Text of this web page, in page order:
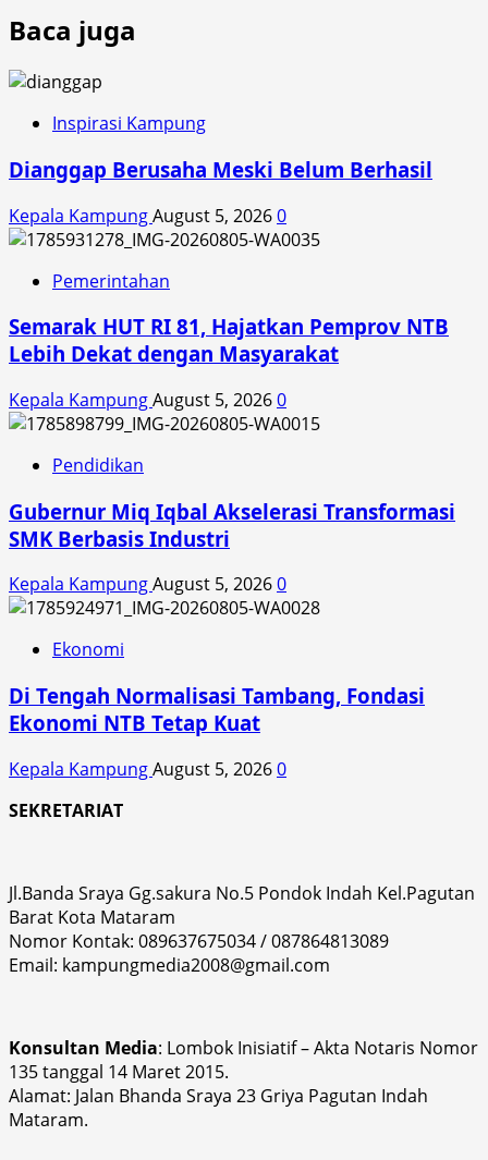
Diminati,
Ramah
dan
Gaya
Gen
Baca juga
Inspirasi Kampung
Dianggap Berusaha Meski Belum Berhasil
Kepala KampungAugust 5, 20260
Pemerintahan
Semarak HUT RI 81, Hajatkan Pemprov NTB
Lebih Dekat dengan Masyarakat
Kepala KampungAugust 5, 20260
Pendidikan
Gubernur Miq Iqbal Akselerasi Transformasi
SMK Berbasis Industri
Kepala KampungAugust 5, 20260
Ekonomi
Di Tengah Normalisasi Tambang, Fondasi
Ekonomi NTB Tetap Kuat
Kepala KampungAugust 5, 20260
SEKRETARIAT
Jl.Banda Sraya Gg.sakura No.5 Pondok Indah Kel.Pagutan
Barat Kota Mataram
Nomor Kontak: 089637675034 / 087864813089
Email: kampungmedia2008@gmail.com
Konsultan Media: Lombok Inisiatif – Akta Notaris Nomor
135 tanggal 14 Maret 2015.
Alamat: Jalan Bhanda Sraya 23 Griya Pagutan Indah
Mataram.